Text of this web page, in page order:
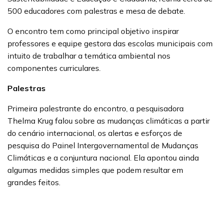
500 educadores com palestras e mesa de debate.
O encontro tem como principal objetivo inspirar
professores e equipe gestora das escolas municipais com
intuito de trabalhar a temática ambiental nos
componentes curriculares.
Palestras
Primeira palestrante do encontro, a pesquisadora
Thelma Krug falou sobre as mudanças climáticas a partir
do cenário internacional, os alertas e esforços de
pesquisa do Painel Intergovernamental de Mudanças
Climáticas e a conjuntura nacional. Ela apontou ainda
algumas medidas simples que podem resultar em
grandes feitos.